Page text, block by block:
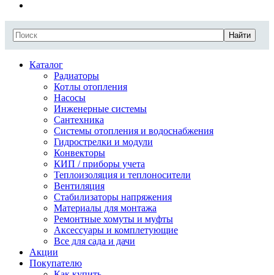
Найти
Каталог
Радиаторы
Котлы отопления
Насосы
Инженерные системы
Сантехника
Системы отопления и водоснабжения
Гидрострелки и модули
Конвекторы
КИП / приборы учета
Теплоизоляция и теплоносители
Вентиляция
Стабилизаторы напряжения
Материалы для монтажа
Ремонтные хомуты и муфты
Аксессуары и комплетующие
Все для сада и дачи
Акции
Покупателю